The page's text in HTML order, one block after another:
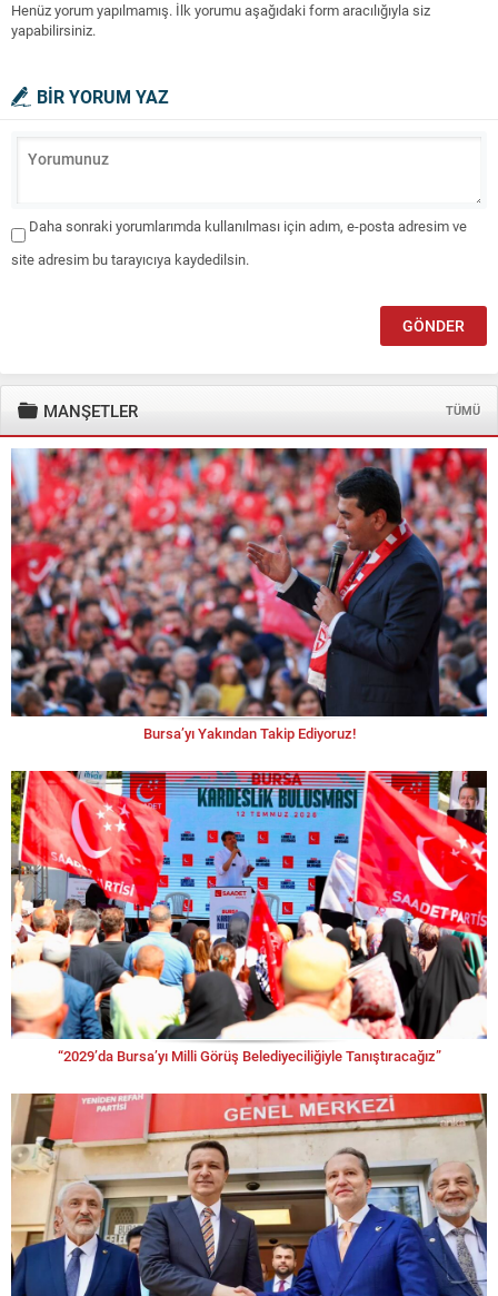
Henüz yorum yapılmamış. İlk yorumu aşağıdaki form aracılığıyla siz
yapabilirsiniz.
BİR YORUM YAZ
Daha sonraki yorumlarımda kullanılması için adım, e-posta adresim ve
site adresim bu tarayıcıya kaydedilsin.
MANŞETLER TÜMÜ
Bursa’yı Yakından Takip Ediyoruz!
“2029’da Bursa’yı Milli Görüş Belediyeciliğiyle Tanıştıracağız”